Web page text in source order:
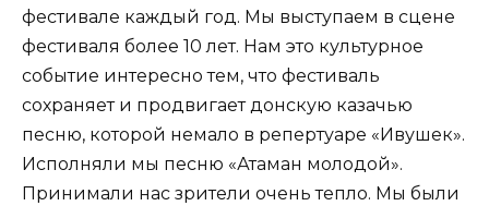
фестивале каждый год. Мы выступаем в сцене
фестиваля более 10 лет. Нам это культурное
событие интересно тем, что фестиваль
сохраняет и продвигает донскую казачью
песню, которой немало в репертуаре «Ивушек».
Исполняли мы песню «Атаман молодой».
Принимали нас зрители очень тепло. Мы были